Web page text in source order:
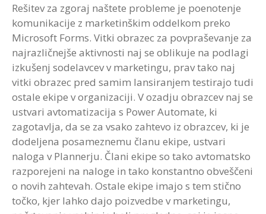
Rešitev za zgoraj naštete probleme je poenotenje
komunikacije z marketinškim oddelkom preko
Microsoft Forms. Vitki obrazec za povpraševanje za
najrazličnejše aktivnosti naj se oblikuje na podlagi
izkušenj sodelavcev v marketingu, prav tako naj
vitki obrazec pred samim lansiranjem testirajo tudi
ostale ekipe v organizaciji. V ozadju obrazcev naj se
ustvari avtomatizacija s Power Automate, ki
zagotavlja, da se za vsako zahtevo iz obrazcev, ki je
dodeljena posameznemu članu ekipe, ustvari
naloga v Plannerju. Člani ekipe so tako avtomatsko
razporejeni na naloge in tako konstantno obveščeni
o novih zahtevah. Ostale ekipe imajo s tem stično
točko, kjer lahko dajo poizvedbe v marketingu,